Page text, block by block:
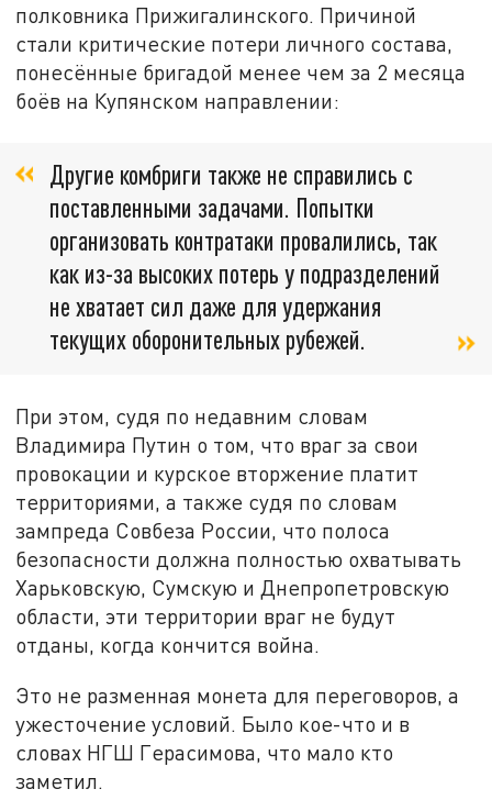
полковника Прижигалинского. Причиной
стали критические потери личного состава,
понесённые бригадой менее чем за 2 месяца
боёв на Купянском направлении:
Другие комбриги также не справились с
поставленными задачами. Попытки
организовать контратаки провалились, так
как из-за высоких потерь у подразделений
не хватает сил даже для удержания
текущих оборонительных рубежей.
При этом, судя по недавним словам
Владимира Путин о том, что враг за свои
провокации и курское вторжение платит
территориями, а также судя по словам
зампреда Совбеза России, что полоса
безопасности должна полностью охватывать
Харьковскую, Сумскую и Днепропетровскую
области, эти территории враг не будут
отданы, когда кончится война.
Это не разменная монета для переговоров, а
ужесточение условий. Было кое-что и в
словах НГШ Герасимова, что мало кто
заметил.